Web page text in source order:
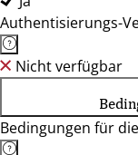
Authentisierungs-
Nicht verfügbar
Bedingungen für